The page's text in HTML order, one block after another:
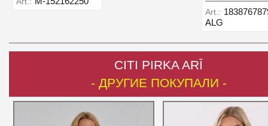
Art.:
ALG
CITI PIRKA ARĪ
- ДРУГИЕ ПОКУПАЛИ -